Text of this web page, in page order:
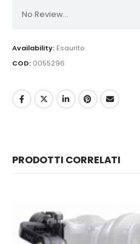
No Review...
Availability: Esaurito
COD: 0055296
PRODOTTI CORRELATI